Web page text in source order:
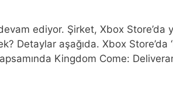
ediyor. Şirket, Xbox
Detaylar aşağıda. Xbox Store’da
Kingdom Come: